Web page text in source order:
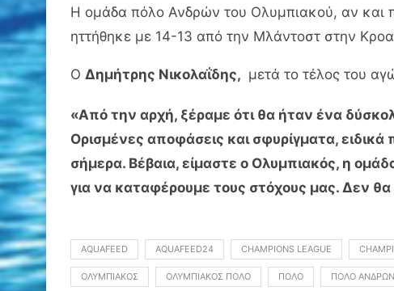
Η ομάδα πόλο Ανδρών του Ολυμπιακού, αν και
ηττήθηκε με 14-13 από την Μλάντοστ στην
Ο Δημήτρης Νικολαΐδης, μετά το τέλος του
«Από την αρχή, ξέραμε ότι θα ήταν ένα
Ορισμένες αποφάσεις και σφυρίγματα,
σήμερα. Βέβαια, είμαστε ο Ολυμπιακός, η
για να καταφέρουμε τους στόχους μας. Δεν θα
AQUAFEED AQUAFEED24 CHAMPIONS LEAGUE
ΟΛΥΜΠΙΑΚΌΣ ΟΛΥΜΠΙΑΚΌΣ ΠΌΛΟ ΠΌΛΟ ΠΌΛΟ ΑΝΔΡΏΝ